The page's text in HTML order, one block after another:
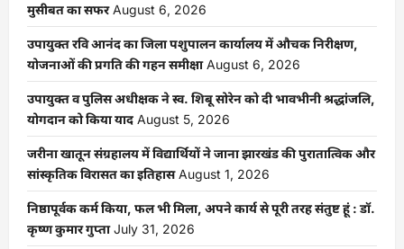
मुसीबत का सफर August 6, 2026
उपायुक्त रवि आनंद का जिला पशुपालन कार्यालय में औचक निरीक्षण,
योजनाओं की प्रगति की गहन समीक्षा August 6, 2026
उपायुक्त व पुलिस अधीक्षक ने स्व. शिबू सोरेन को दी भावभीनी श्रद्धांजलि,
योगदान को किया याद August 5, 2026
जरीना खातून संग्रहालय में विद्यार्थियों ने जाना झारखंड की पुरातात्विक और
सांस्कृतिक विरासत का इतिहास August 1, 2026
निष्ठापूर्वक कर्म किया, फल भी मिला, अपने कार्य से पूरी तरह संतुष्ट हूं : डॉ.
कृष्ण कुमार गुप्ता July 31, 2026